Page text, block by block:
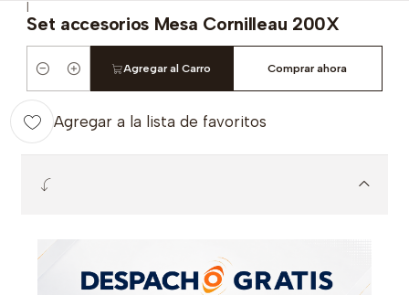
|
Set accesorios Mesa Cornilleau 200X
Cantidad
Agregar al Carro Comprar ahora
Agregar a la lista de favoritos